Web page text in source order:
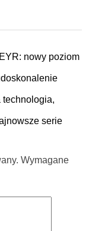
nowy poziom
serie
Wymagane